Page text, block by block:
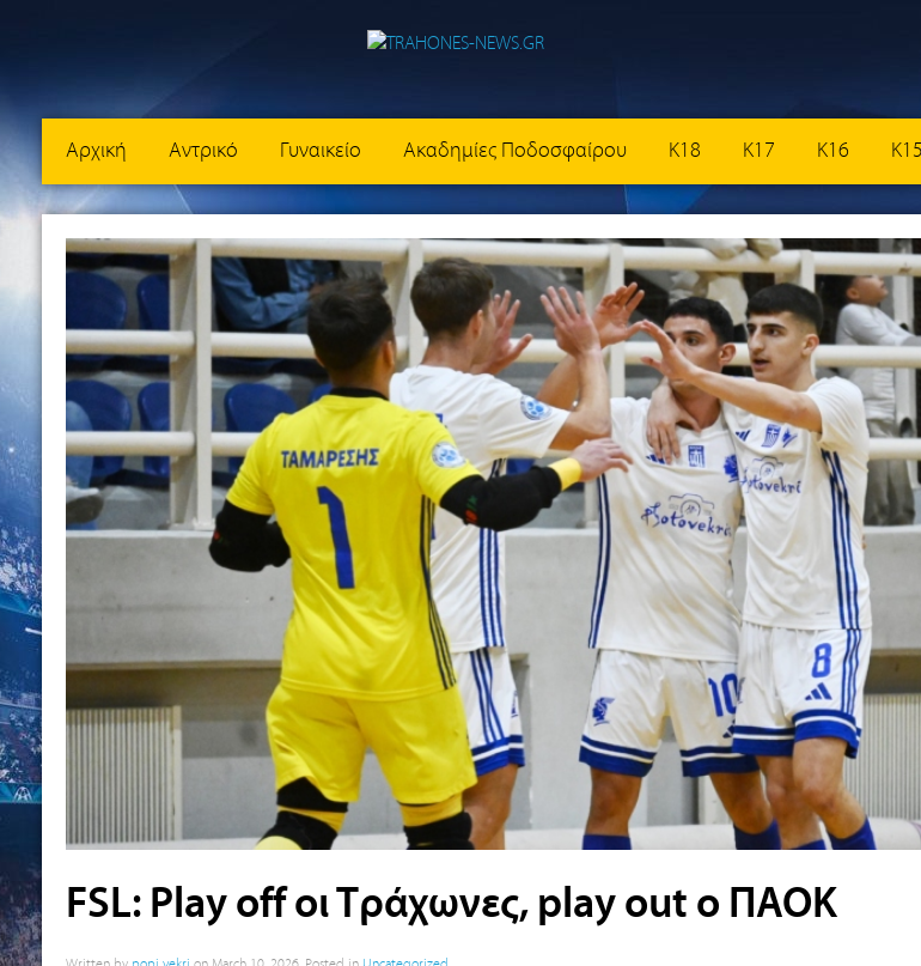
Αρχική Αντρικό Γυναικείο Ακαδημίες Ποδοσφαίρου K18 K17 K16 K15
FSL: Play off οι Τράχωνες, play out ο ΠΑΟΚ